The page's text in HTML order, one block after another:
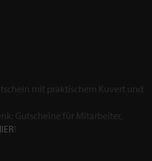
Gutscheine für Mitarbeiter,
!